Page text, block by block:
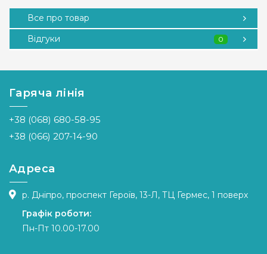
Все про товар
Відгуки
0
Гаряча лінія
+38 (068) 680-58-95
+38 (066) 207-14-90
Адреса
р. Дніпро, проспект Героїв, 13-Л, ТЦ Гермес, 1 поверх
Графік роботи:
Пн-Пт 10.00-17.00